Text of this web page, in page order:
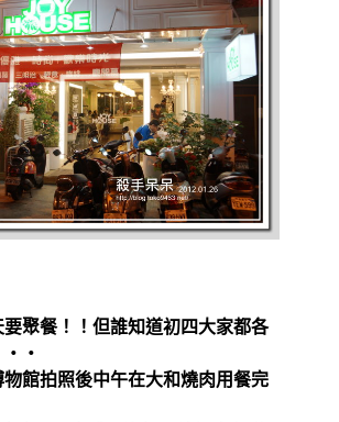
聚餐！！但誰知道初四大家都各
館拍照後中午在大和燒肉用餐完